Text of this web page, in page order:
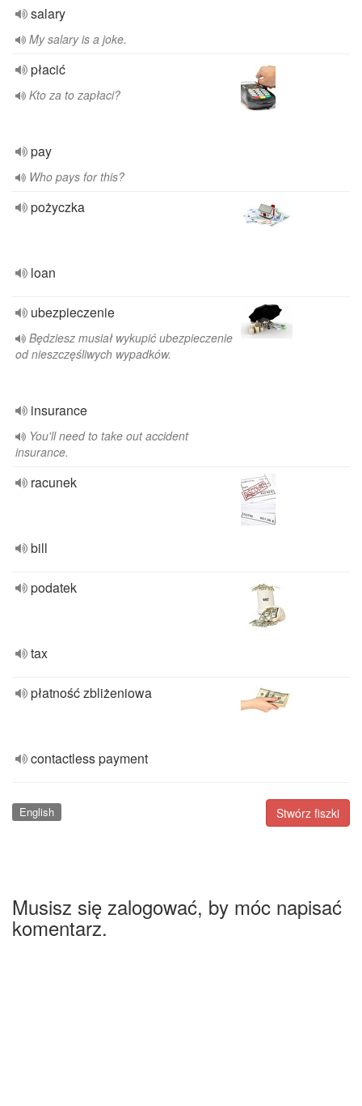
salary
My salary is a joke.
płacić
Kto za to zapłaci?
pay
Who pays for this?
pożyczka
loan
ubezpieczenie
Będziesz musiał wykupić ubezpieczenie
od nieszczęśliwych wypadków.
insurance
You'll need to take out accident
insurance.
racunek
bill
podatek
tax
płatność zbliżeniowa
contactless payment
Stwórz fiszki
English
Musisz się zalogować, by móc napisać
komentarz.